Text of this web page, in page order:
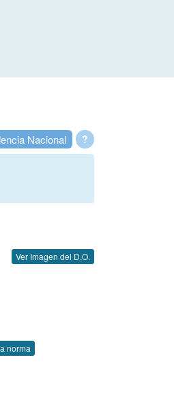
?
Nacional
Ver Imagen del D.O.
norma